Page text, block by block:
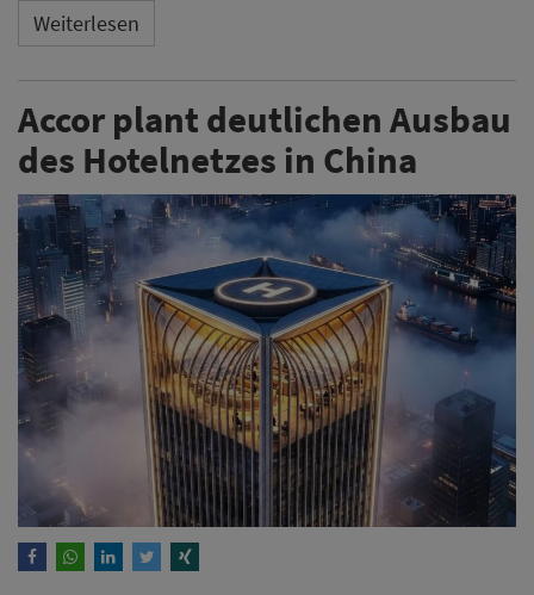
Weiterlesen
Accor plant deutlichen Ausbau
des Hotelnetzes in China